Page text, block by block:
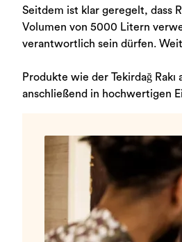
Seitdem ist klar geregelt, dass
Volumen von 5000 Litern
verantwortlich sein dürfen.
Produkte wie der Tekirdağ
anschließend in hochwertigen